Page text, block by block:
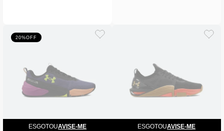
20%OFF
ESGOTOUAVISE-ME ESGOTOUAVISE-ME